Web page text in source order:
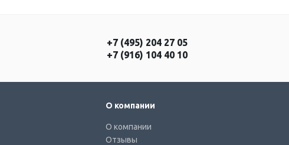
+7 (495) 204 27 05
+7 (916) 104 40 10
О компании
О компании
Отзывы